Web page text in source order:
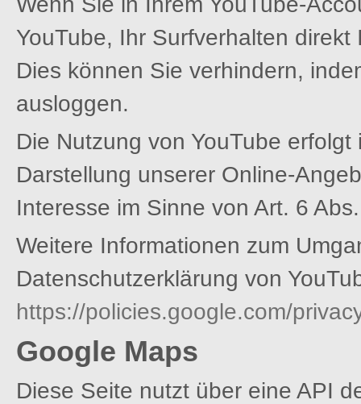
YouTube, Ihr Surfverhalten
Dies können Sie verhindern,
ausloggen.
Die Nutzung von YouTube
Darstellung unserer Online-
Interesse im Sinne von Art. 6
Weitere Informationen zum
Datenschutzerklärung von
https://policies.google.com/
Google Maps
Diese Seite nutzt über eine API